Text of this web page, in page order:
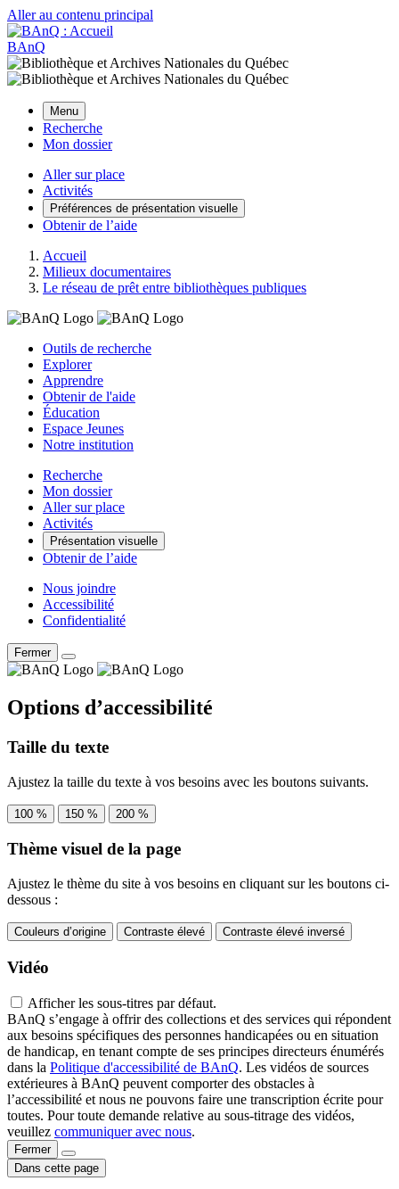
Aller au contenu principal
BAnQ
Menu
Recherche
Mon dossier
Aller sur place
Activités
Préférences de présentation visuelle
Obtenir de l’aide
Accueil
Milieux documentaires
Le réseau de prêt entre bibliothèques publiques
Outils de recherche
Explorer
Apprendre
Obtenir de l'aide
Éducation
Espace Jeunes
Notre institution
Recherche
Mon dossier
Aller sur place
Activités
Présentation visuelle
Obtenir de l’aide
Nous joindre
Accessibilité
Confidentialité
Fermer
Options d’accessibilité
Taille du texte
Ajustez la taille du texte à vos besoins avec les boutons suivants.
100 % 150 % 200 %
Thème visuel de la page
Ajustez le thème du site à vos besoins en cliquant sur les boutons ci-
dessous :
Couleurs d’origine Contraste élevé Contraste élevé inversé
Vidéo
Afficher les sous-titres par défaut.
BAnQ s’engage à offrir des collections et des services qui répondent
aux besoins spécifiques des personnes handicapées ou en situation
de handicap, en tenant compte de ses principes directeurs énumérés
dans la Politique d'accessibilité de BAnQ. Les vidéos de sources
extérieures à BAnQ peuvent comporter des obstacles à
l’accessibilité et nous ne pouvons faire une transcription écrite pour
toutes. Pour toute demande relative au sous-titrage des vidéos,
veuillez communiquer avec nous.
Fermer
Dans cette page